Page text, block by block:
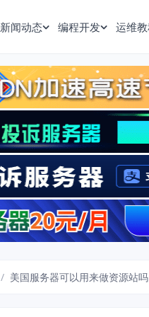
新闻动态 编程开发 运维
/ 美国服务器可以用来做资源站